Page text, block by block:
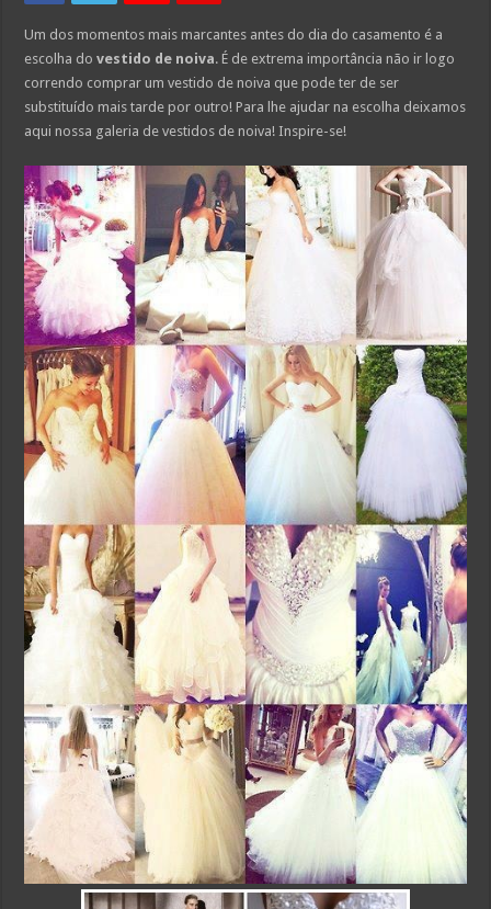
Um dos momentos mais marcantes antes do dia do casamento é a
escolha dovestido de noiva. É de extrema importância não ir logo
correndo comprar um vestido de noiva que pode ter de ser
substituído mais tarde por outro! Para lhe ajudar na escolha deixamos
aqui nossa galeria de vestidos de noiva! Inspire-se!